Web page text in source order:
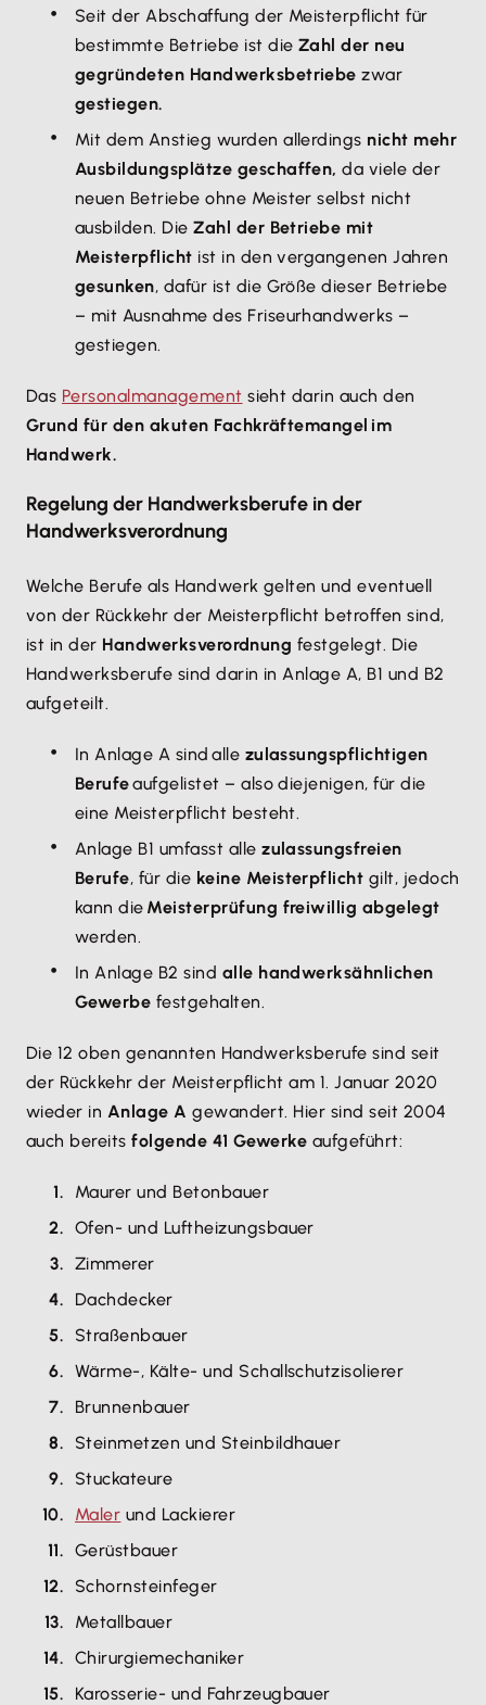
Seit der Abschaffung der Meisterpflicht für
bestimmte Betriebe ist die Zahl der neu
gegründeten Handwerksbetriebe zwar
gestiegen.
Mit dem Anstieg wurden allerdings nicht mehr
Ausbildungsplätze geschaffen, da viele der
neuen Betriebe ohne Meister selbst nicht
ausbilden. DieZahl der Betriebe mit
Meisterpflicht ist in den vergangenen Jahren
gesunken, dafür ist die Größe dieser Betriebe
– mit Ausnahme des Friseurhandwerks –
gestiegen.
Das Personalmanagement sieht darin auch den
Grund für den akuten Fachkräftemangel im
Handwerk.
Regelung der Handwerksberufe in der
Handwerksverordnung
Welche Berufe als Handwerk gelten und eventuell
von der Rückkehr der Meisterpflicht betroffen sind,
ist in der Handwerksverordnung festgelegt. Die
Handwerksberufe sind darin in Anlage A, B1 und B2
aufgeteilt.
In Anlage A sind alle zulassungspflichtigen
Berufeaufgelistet – also diejenigen, für die
eine Meisterpflicht besteht.
Anlage B1 umfasst allezulassungsfreien
Berufe, für die keine Meisterpflicht gilt, jedoch
kann die Meisterprüfung freiwillig abgelegt
werden.
In Anlage B2 sind alle handwerksähnlichen
Gewerbe festgehalten.
Die 12 oben genannten Handwerksberufe sind seit
der Rückkehr der Meisterpflicht am 1. Januar 2020
wieder in Anlage A gewandert. Hier sind seit 2004
auch bereitsfolgende 41 Gewerke aufgeführt:
Maurer und Betonbauer
Ofen- und Luftheizungsbauer
Zimmerer
Dachdecker
Straßenbauer
Wärme-, Kälte- und Schallschutzisolierer
Brunnenbauer
Steinmetzen und Steinbildhauer
Stuckateure
Maler und Lackierer
Gerüstbauer
Schornsteinfeger
Metallbauer
Chirurgiemechaniker
Karosserie- und Fahrzeugbauer